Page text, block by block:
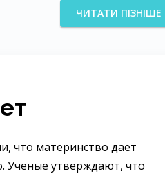
ЧИТАТИ ПІЗНІШЕ
что материнство дает
Ученые утверждают, что